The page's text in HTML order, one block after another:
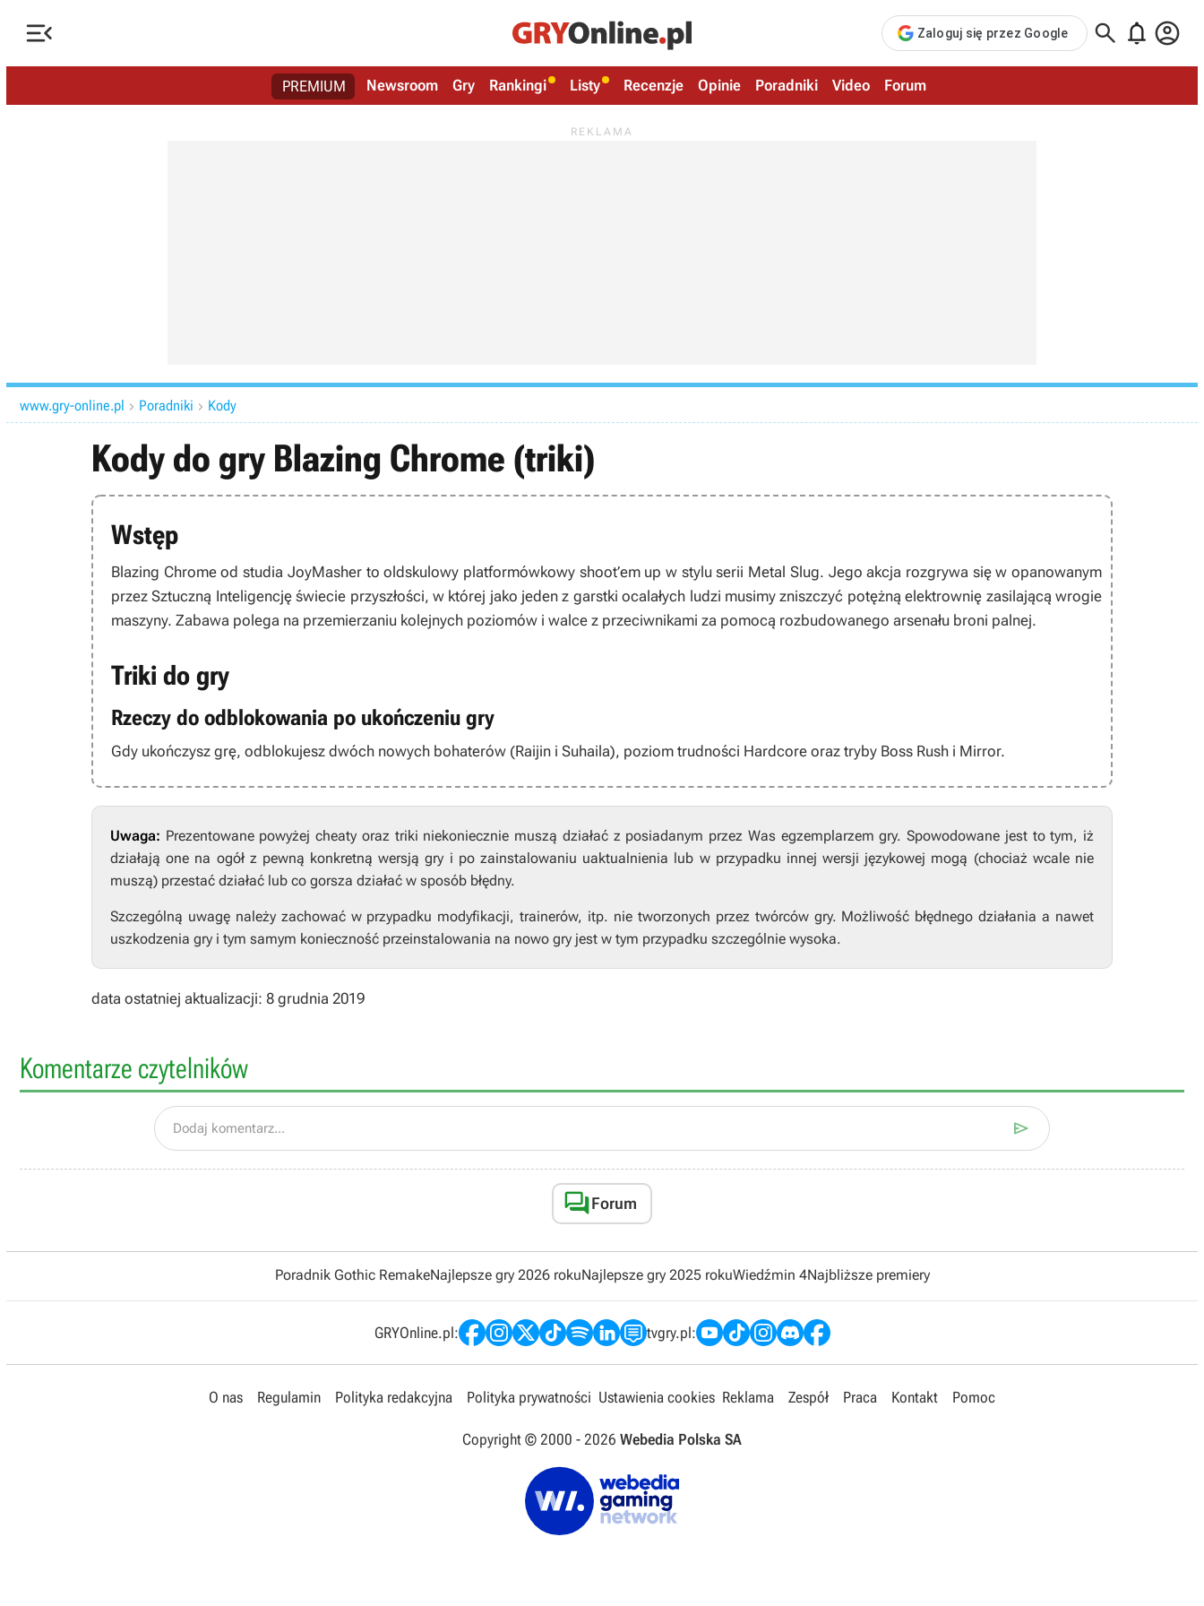
 Zaloguj się przez Google   
PREMIUM Newsroom Gry Rankingi Listy Recenzje Opinie Poradniki Video Forum
www.gry-online.pl  Poradniki  Kody
Kody do gry Blazing Chrome (triki)
Wstęp
Blazing Chromeod studia JoyMasher to oldskulowy platformówkowy shoot’em up w stylu serii Metal Slug. Jego akcja rozgrywa się w opanowanym
przez Sztuczną Inteligencję świecie przyszłości, w której jako jeden z garstki ocalałych ludzi musimy zniszczyć potężną elektrownię zasilającą wrogie
maszyny. Zabawa polega na przemierzaniu kolejnych poziomów i walce z przeciwnikami za pomocą rozbudowanego arsenału broni palnej.
Triki do gry
Rzeczy do odblokowania po ukończeniu gry
Gdy ukończysz grę, odblokujesz dwóch nowych bohaterów (Raijin i Suhaila), poziom trudności Hardcore oraz tryby Boss Rush i Mirror.
Uwaga: Prezentowane powyżej cheaty oraz triki niekoniecznie muszą działać z posiadanym przez Was egzemplarzem gry. Spowodowane jest to tym, iż
działają one na ogół z pewną konkretną wersją gry i po zainstalowaniu uaktualnienia lub w przypadku innej wersji językowej mogą (chociaż wcale nie
muszą) przestać działać lub co gorsza działać w sposób błędny.
Szczególną uwagę należy zachować w przypadku modyfikacji, trainerów, itp. nie tworzonych przez twórców gry. Możliwość błędnego działania a nawet
uszkodzenia gry i tym samym konieczność przeinstalowania na nowo gry jest w tym przypadku szczególnie wysoka.
data ostatniej aktualizacji: 8 grudnia 2019
Komentarze czytelników
Dodaj komentarz... 
Forum
Poradnik Gothic RemakeNajlepsze gry 2026 rokuNajlepsze gry 2025 rokuWiedźmin 4Najbliższe premiery
GRYOnline.pl: tvgry.pl:
O nas Regulamin Polityka redakcyjna Polityka prywatności Ustawienia cookies Reklama Zespół Praca Kontakt Pomoc
Copyright © 2000 - 2026 Webedia Polska SA